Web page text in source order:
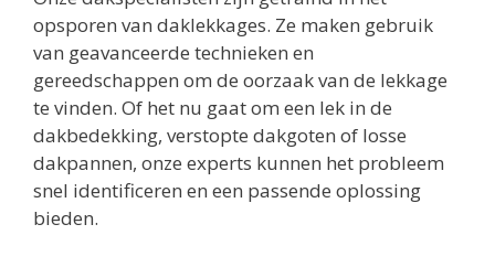
opsporen van daklekkages. Ze maken gebruik
van geavanceerde technieken en
gereedschappen om de oorzaak van de lekkage
te vinden. Of het nu gaat om een lek in de
dakbedekking, verstopte dakgoten of losse
dakpannen, onze experts kunnen het probleem
snel identificeren en een passende oplossing
bieden.